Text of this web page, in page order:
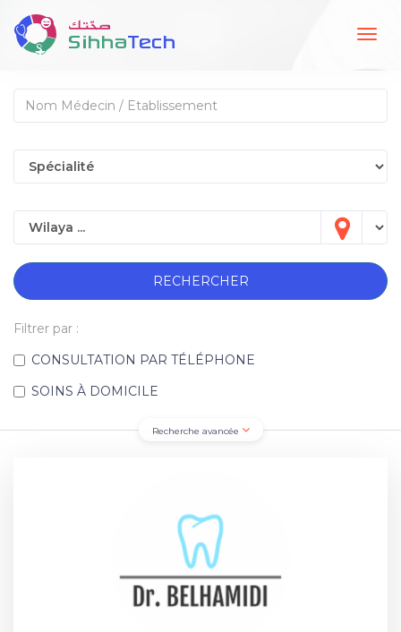
RECHERCHER
Filtrer par :
CONSULTATION PAR TÉLÉPHONE
SOINS À DOMICILE
Recherche avancée